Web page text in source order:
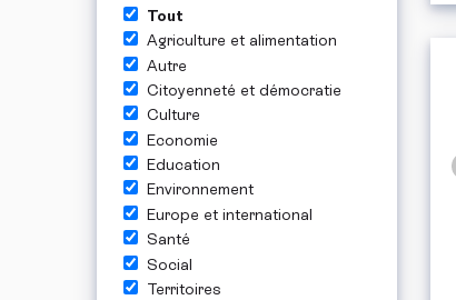
Tout
Agriculture et alimentation
Autre
Citoyenneté et démocratie
Culture
Economie
Education
Environnement
Europe et international
Santé
Social
Territoires